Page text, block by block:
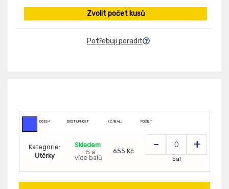
Zvolit počet kusů
Potřebuji poradit
00334 DOSTUPNOST KČ/BAL: POČET
Kategorie:
Utěrky
Skladem
- 5 a
více balů
655 Kč - +
bal